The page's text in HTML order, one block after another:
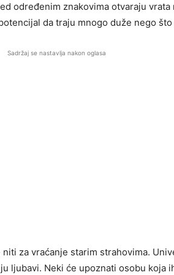
određenim znakovima otvaraju vrata
da traju mnogo duže nego
Sadržaj se nastavlja nakon oglasa
za vraćanje starim strahovima.
ljubavi. Neki će upoznati osobu koja